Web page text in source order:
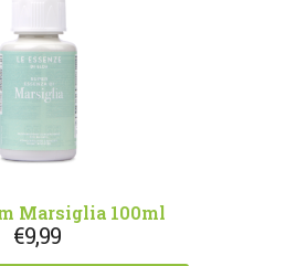
Marsiglia 100ml
€9,99